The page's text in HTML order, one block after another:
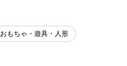
おもちゃ・遊具・人形